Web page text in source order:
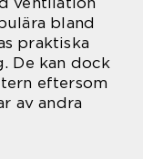
bland
praktiska
De kan dock
eftersom
av andra